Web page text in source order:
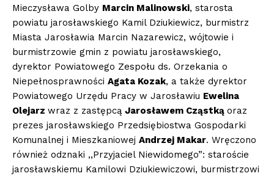
Mieczysława Golby Marcin Malinowski, starosta
powiatu jarosławskiego Kamil Dziukiewicz, burmistrz
Miasta Jarosławia Marcin Nazarewicz, wójtowie i
burmistrzowie gmin z powiatu jarosławskiego,
dyrektor Powiatowego Zespołu ds. Orzekania o
Niepełnosprawności Agata Kozak, a także dyrektor
Powiatowego Urzędu Pracy w Jarosławiu Ewelina
Olejarz wraz z zastępcą Jarosławem Cząstką oraz
prezes jarosławskiego Przedsiębiostwa Gospodarki
Komunalnej i Mieszkaniowej Andrzej Makar. Wręczono
również odznaki ,,Przyjaciel Niewidomego”: staroście
jarosławskiemu Kamilowi Dziukiewiczowi, burmistrzowi